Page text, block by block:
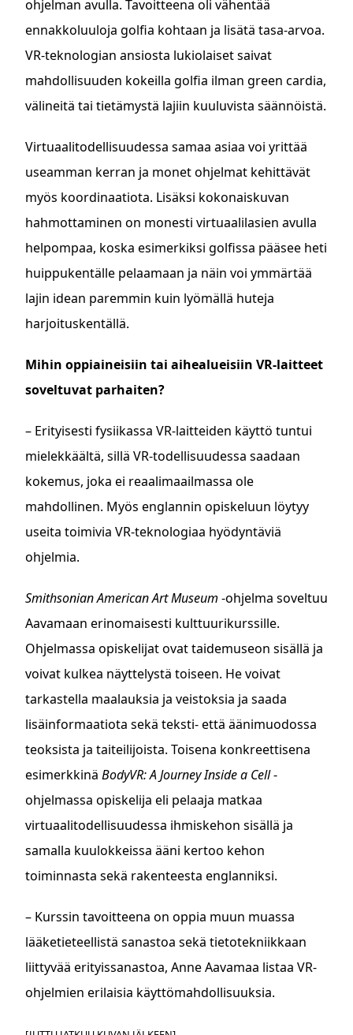
ohjelman avulla. Tavoitteena oli vähentää
ennakkoluuloja golfia kohtaan ja lisätä tasa-arvoa.
VR-teknologian ansiosta lukiolaiset saivat
mahdollisuuden kokeilla golfia ilman green cardia,
välineitä tai tietämystä lajiin kuuluvista säännöistä.
Virtuaalitodellisuudessa samaa asiaa voi yrittää
useamman kerran ja monet ohjelmat kehittävät
myös koordinaatiota. Lisäksi kokonaiskuvan
hahmottaminen on monesti virtuaalilasien avulla
helpompaa, koska esimerkiksi golfissa pääsee heti
huippukentälle pelaamaan ja näin voi ymmärtää
lajin idean paremmin kuin lyömällä huteja
harjoituskentällä.
Mihin oppiaineisiin tai aihealueisiin VR-laitteet
soveltuvat parhaiten?
– Erityisesti fysiikassa VR-laitteiden käyttö tuntui
mielekkäältä, sillä VR-todellisuudessa saadaan
kokemus, joka ei reaalimaailmassa ole
mahdollinen. Myös englannin opiskeluun löytyy
useita toimivia VR-teknologiaa hyödyntäviä
ohjelmia.
Smithsonian American Art Museum -ohjelma soveltuu
Aavamaan erinomaisesti kulttuurikurssille.
Ohjelmassa opiskelijat ovat taidemuseon sisällä ja
voivat kulkea näyttelystä toiseen. He voivat
tarkastella maalauksia ja veistoksia ja saada
lisäinformaatiota sekä teksti- että äänimuodossa
teoksista ja taiteilijoista. Toisena konkreettisena
esimerkkinä BodyVR: A Journey Inside a Cell-
ohjelmassa opiskelija eli pelaaja matkaa
virtuaalitodellisuudessa ihmiskehon sisällä ja
samalla kuulokkeissa ääni kertoo kehon
toiminnasta sekä rakenteesta englanniksi.
– Kurssin tavoitteena on oppia muun muassa
lääketieteellistä sanastoa sekä tietotekniikkaan
liittyvää erityissanastoa, Anne Aavamaa listaa VR-
ohjelmien erilaisia käyttömahdollisuuksia.